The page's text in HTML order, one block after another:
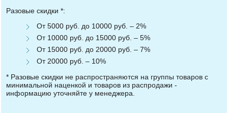
Разовые скидки *:
От 5000 руб. до 10000 руб. – 2%
От 10000 руб. до 15000 руб. – 5%
От 15000 руб. до 20000 руб. – 7%
От 20000 руб. – 10%
* Разовые скидки не распространяются на группы товаров с
минимальной наценкой и товаров из распродажи -
информацию уточняйте у менеджера.